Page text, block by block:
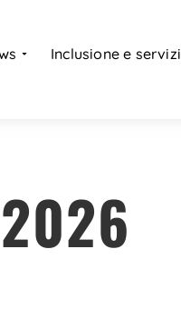
Inclusione e servizi